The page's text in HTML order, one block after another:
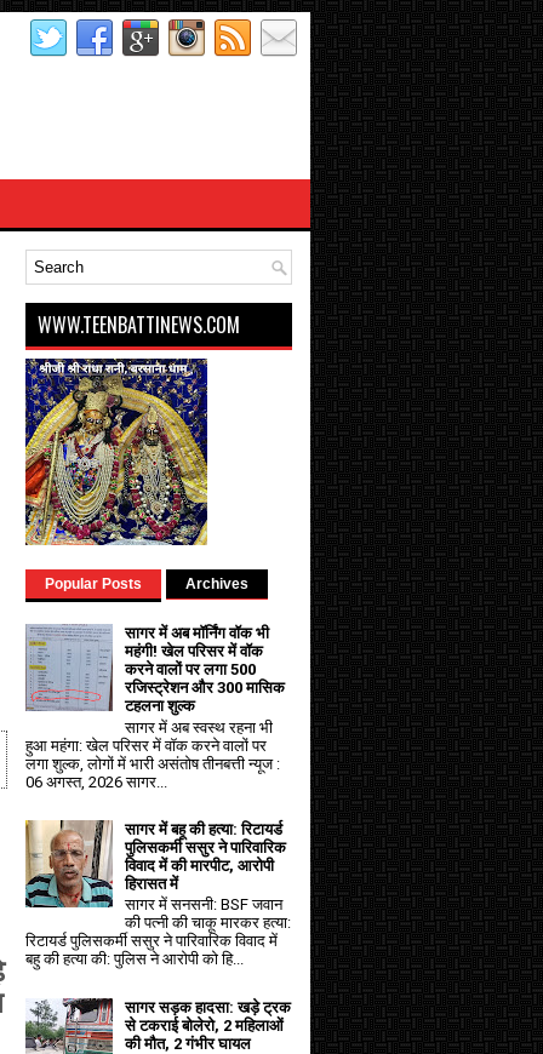
WWW.TEENBATTINEWS.COM
Popular Posts Archives
सागर में अब मॉर्निंग वॉक भी
महंगी! खेल परिसर में वॉक
करने वालों पर लगा ₹500
रजिस्ट्रेशन और ₹300 मासिक
टहलना शुल्क
सागर में अब स्वस्थ रहना भी
हुआ महंगा: खेल परिसर में वॉक करने वालों पर
लगा शुल्क, लोगों में भारी असंतोष तीनबत्ती न्यूज :
06 अगस्त, 2026 सागर...
सागर में बहू की हत्या: रिटायर्ड
पुलिसकर्मी ससुर ने पारिवारिक
विवाद में की मारपीट, आरोपी
हिरासत में
सागर में सनसनी: BSF जवान
की पत्नी की चाकू मारकर हत्या:
रिटायर्ड पुलिसकर्मी ससुर ने पारिवारिक विवाद में
बहु की हत्या की: पुलिस ने आरोपी को हि...
सागर सड़क हादसा: खड़े ट्रक
से टकराई बोलेरो, 2 महिलाओं
की मौत, 2 गंभीर घायल